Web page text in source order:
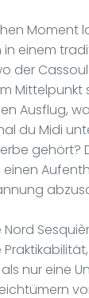
Moment
einem
der
Mittelpunkt
Ausflug,
du Midi
gehört?
Nord
nur eine